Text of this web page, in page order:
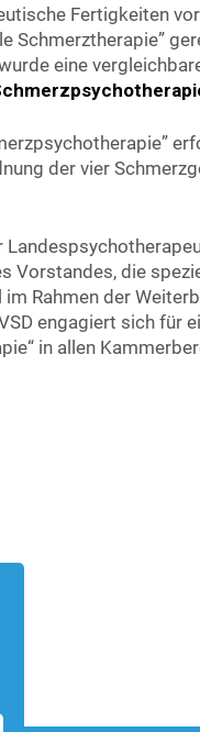
Fertigkeiten
Schmerztherapie”
eine
der vier
Vorstandes, die
Rahmen der
engagiert sich für
in allen